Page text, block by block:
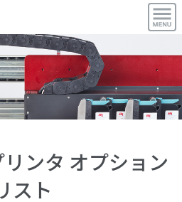
ンタ オプション
スト